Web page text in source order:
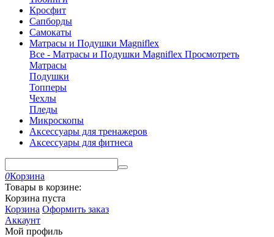
Кросфит
Сапборды
Самокаты
Матрасы и Подушки Magniflex
Все - Матрасы и Подушки Magniflex Просмотреть
Матрасы
Подушки
Топперы
Чехлы
Пледы
Микроскопы
Аксессуары для тренажеров
Аксессуары для фитнеса
0Корзина
Товары в корзине:
Корзина пуста
Корзина Оформить заказ
Аккаунт
Мой профиль